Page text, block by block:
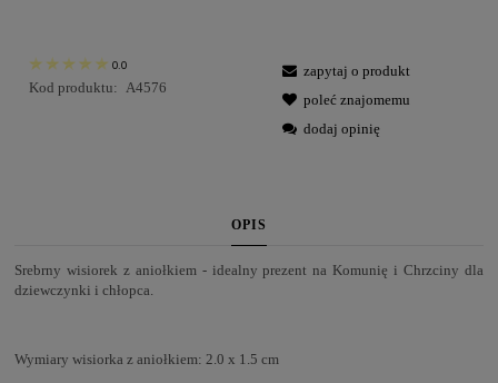
0.0
Kod produktu: A4576
zapytaj o produkt
poleć znajomemu
dodaj opinię
OPIS
Srebrny wisiorek z aniołkiem - idealny prezent na Komunię i Chrzciny dla
dziewczynki i chłopca.
Wymiary wisiorka z aniołkiem: 2.0 x 1.5 cm